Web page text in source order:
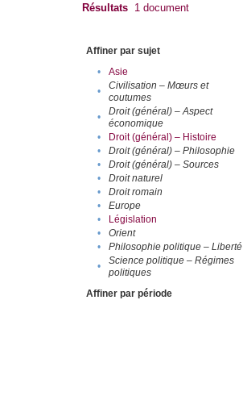
Résultats 1 document
Affiner par sujet
•
Asie
•
Civilisation – Mœurs et
coutumes
•
Droit (général) – Aspect
économique
• Droit (général) – Histoire
•
Droit (général) – Philosophie
•
Droit (général) – Sources
•
Droit naturel
•
Droit romain
•
Europe
•
Législation
•
Orient
•
Philosophie politique – Liberté
•
Science politique – Régimes
politiques
Affiner par période